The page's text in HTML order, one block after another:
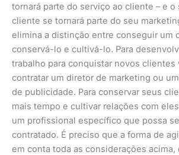
tornará parte do serviço ao cliente – e o
cliente se tornará parte do seu
elimina a distinção entre conseguir um
conservá-lo e cultivá-lo. Para
trabalho para conquistar novos clientes
contratar um diretor de marketing ou
de publicidade. Para conservar seus
mais tempo e cultivar relações com
um profissional específico que possa
contratado. É preciso que a forma de
em conta toda as considerações acima,